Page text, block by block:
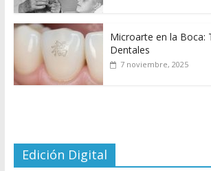
Microarte en la Boca:
Dentales
7 noviembre, 2025
Edición Digital